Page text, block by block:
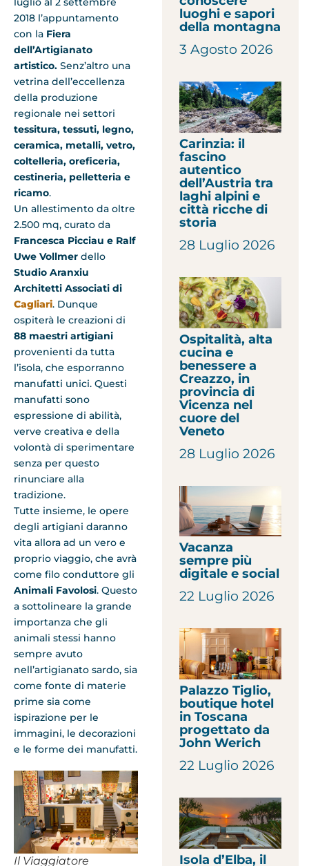
2018 l’appuntamento
con la Fiera
dell’Artigianato
artistico. Senz’altro una
vetrina dell’eccellenza
della produzione
regionale nei settori
tessitura, tessuti, legno,
ceramica, metalli, vetro,
coltelleria, oreficeria,
cestineria, pelletteria e
ricamo.
Un allestimento da oltre
2.500 mq, curato da
Francesca Picciau e Ralf
Uwe Vollmer dello
Studio Aranxiu
Architetti Associati di
Cagliari. Dunque
ospiterà le creazioni di
88 maestri artigiani
provenienti da tutta
l’isola, che esporranno
manufatti unici. Questi
manufatti sono
espressione di abilità,
verve creativa e della
volontà di sperimentare
senza per questo
rinunciare alla
tradizione.
Tutte insieme, le opere
degli artigiani daranno
vita allora ad un vero e
proprio viaggio, che avrà
come filo conduttore gli
Animali Favolosi. Questo
a sottolineare la grande
importanza che gli
animali stessi hanno
sempre avuto
nell’artigianato sardo, sia
come fonte di materie
prime sia come
ispirazione per le
immagini, le decorazioni
e le forme dei manufatti.
Il Viaggiatore
luoghi e sapori
della montagna
3 Agosto 2026
Carinzia: il
fascino
autentico
dell’Austria tra
laghi alpini e
città ricche di
storia
28 Luglio 2026
Ospitalità, alta
cucina e
benessere a
Creazzo, in
provincia di
Vicenza nel
cuore del
Veneto
28 Luglio 2026
Vacanza
sempre più
digitale e social
22 Luglio 2026
Palazzo Tiglio,
boutique hotel
in Toscana
progettato da
John Werich
22 Luglio 2026
Isola d’Elba, il